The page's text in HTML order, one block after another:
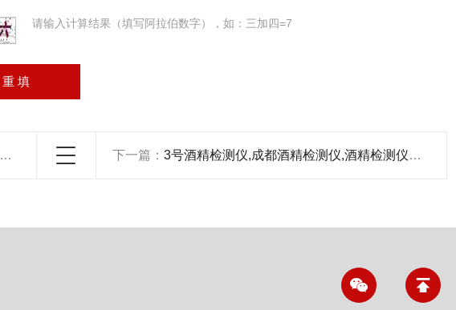
请输入计算结果（填写阿拉伯数字），如：三加四=7
下一篇：3号酒精检测仪,成都酒精检测仪,酒精检测仪厂家